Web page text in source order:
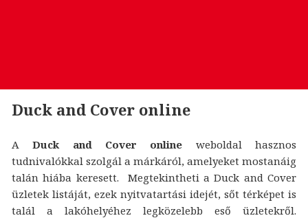
Duck and Cover online
ADuck and Cover online weboldal hasznos
tudnivalókkal szolgál a márkáról, amelyeket mostanáig
talán hiába keresett. Megtekintheti a Duck and Cover
üzletek listáját, ezek nyitvatartási idejét, sőt térképet is
talál a lakóhelyéhez legközelebb eső üzletekről.